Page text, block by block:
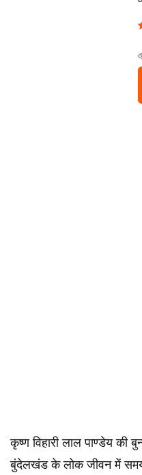
कृष्ण विहारी लाल पाण्डेय की
बुंदेलखंड के लोक जीवन में